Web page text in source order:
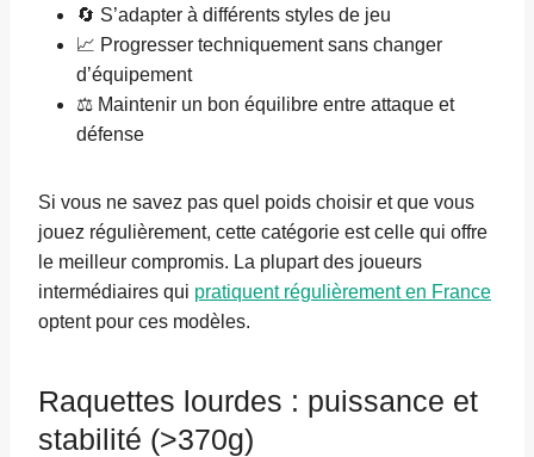
🔄 S’adapter à différents styles de jeu
📈 Progresser techniquement sans changer
d’équipement
⚖️ Maintenir un bon équilibre entre attaque et
défense
Si vous ne savez pas quel poids choisir et que vous
jouez régulièrement, cette catégorie est celle qui offre
le meilleur compromis. La plupart des joueurs
intermédiaires qui pratiquent régulièrement en France
optent pour ces modèles.
Raquettes lourdes : puissance et
stabilité (>370g)